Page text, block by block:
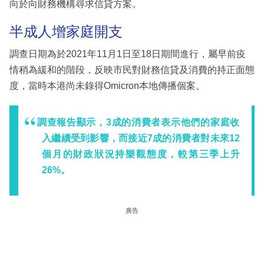
向於向財務機構尋求信貸方案。
半成人增家庭開支
調查日期為於2021年11月1日至18日期間進行，屬早前疫
情稍為緩和的階段，反映市民對財務信貸及消費的持正面態
度，當時本港尚未錄得Omicron本地傳播個案。
調查報告顯示，3成的消費者表示他們的家庭收
入繼續受到影響，而接近7成的消費者對未來12
個月的財政狀況持樂觀態度，較第三季上升
26%。
廣告